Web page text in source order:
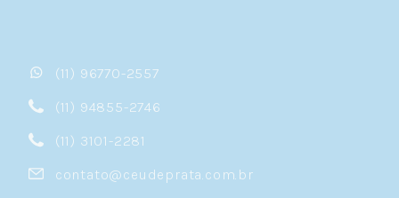
(11) 96770-2557
(11) 94855-2746
(11) 3101-2281
contato@ceudeprata.com.br